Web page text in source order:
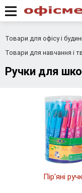
Товари для офісу і
Товари для навчання і
Ручки для
Пір'яні